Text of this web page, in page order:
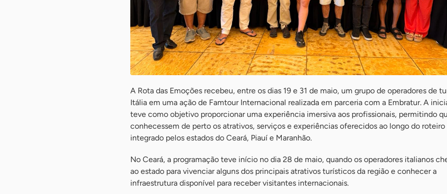
A Rota das Emoções recebeu, entre os dias 19 e 31 de maio, um grupo de operadores de
Itália em uma ação de Famtour Internacional realizada em parceria com a Embratur. A
teve como objetivo proporcionar uma experiência imersiva aos profissionais, permitindo
conhecessem de perto os atrativos, serviços e experiências oferecidos ao longo do roteiro
integrado pelos estados do Ceará, Piauí e Maranhão.
No Ceará, a programação teve início no dia 28 de maio, quando os operadores italianos
ao estado para vivenciar alguns dos principais atrativos turísticos da região e conhecer a
infraestrutura disponível para receber visitantes internacionais.